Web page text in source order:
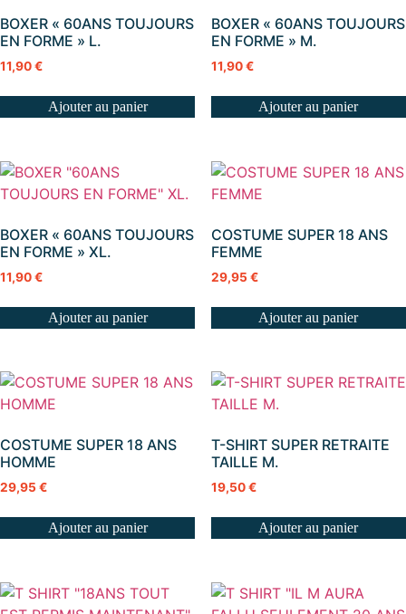
BOXER « 60ANS TOUJOURS
EN FORME » L.
11,90€
Ajouter au panier
BOXER « 60ANS TOUJOURS
EN FORME » M.
11,90€
Ajouter au panier
BOXER « 60ANS TOUJOURS
EN FORME » XL.
11,90€
Ajouter au panier
COSTUME SUPER 18 ANS
FEMME
29,95€
Ajouter au panier
COSTUME SUPER 18 ANS
HOMME
29,95€
Ajouter au panier
T-SHIRT SUPER RETRAITE
TAILLE M.
19,50€
Ajouter au panier